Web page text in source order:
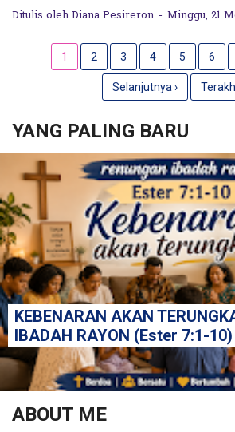
Ditulis oleh Diana Pesireron Minggu, 21
1 2 3 4 5 6
Selanjutnya ›
YANG PALING BARU
KEBENARAN AKAN
IBADAH RAYON (Ester 7:1-10)
ABOUT ME